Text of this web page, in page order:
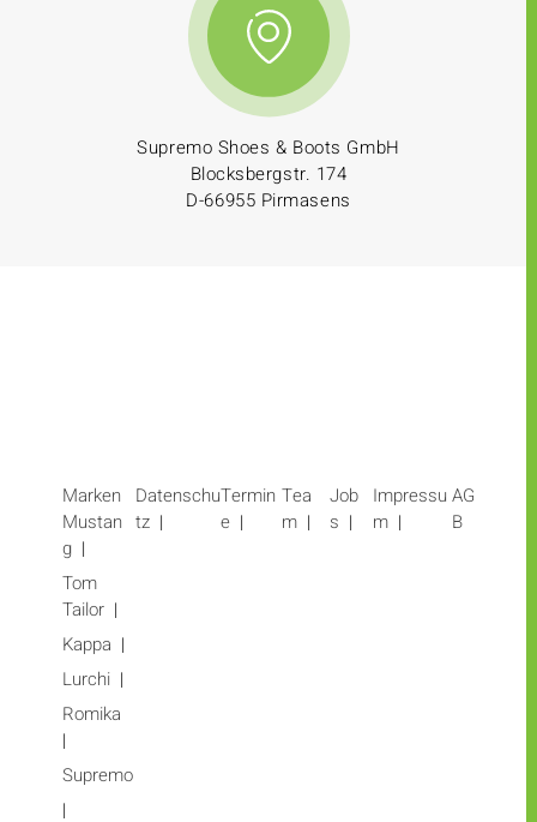
Supremo Shoes & Boots GmbH
Blocksbergstr. 174
D-66955 Pirmasens
Marken
Mustan
g
Tom
Tailor
Kappa
Lurchi
Romika
Supremo
Datenschu
tz
Termin
e
Tea
m
Job
s
Impressu
m
AG
B